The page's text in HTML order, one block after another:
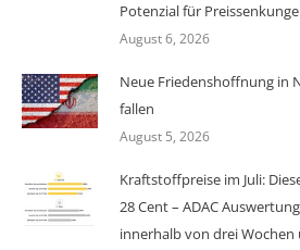
Potenzial für
August 6, 2026
Neue Friedenshoffnung in
fallen
August 5, 2026
Kraftstoffpreise im Juli:
28 Cent – ADAC
innerhalb von drei Wochen